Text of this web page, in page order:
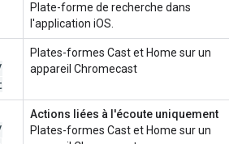
Plate-forme de recherche dans
l'application iOS.
Plates-formes Cast et Home sur un
appareil Chromecast
Actions liées à l'écoute uniquement
Plates-formes Cast et Home sur un